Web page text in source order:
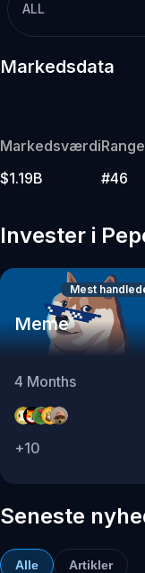
ALL
Markedsdata
Markedsværdi
$1.19B
#46
Invester i
Mest
Meme
4 Months
+10
Seneste
Alle Artikler